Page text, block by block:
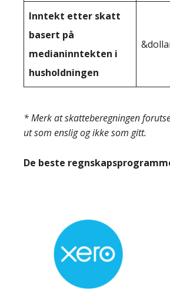
Inntekt etter skatt
basert på
medianinntekten i
husholdningen
* Merk at skatteberegningen
ut som enslig og ikke som gitt.
De beste